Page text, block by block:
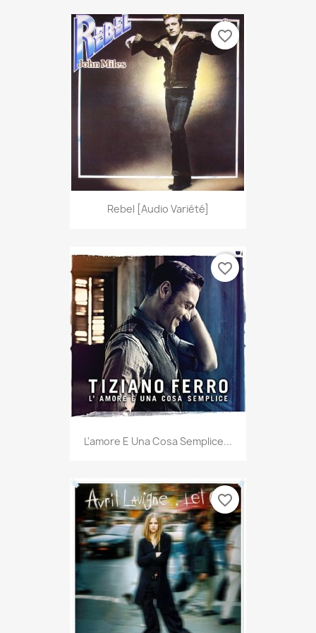
Rebel [Audio Variété]
favorite_border
L'amore E Una Cosa Semplice...
favorite_border
favorite_border